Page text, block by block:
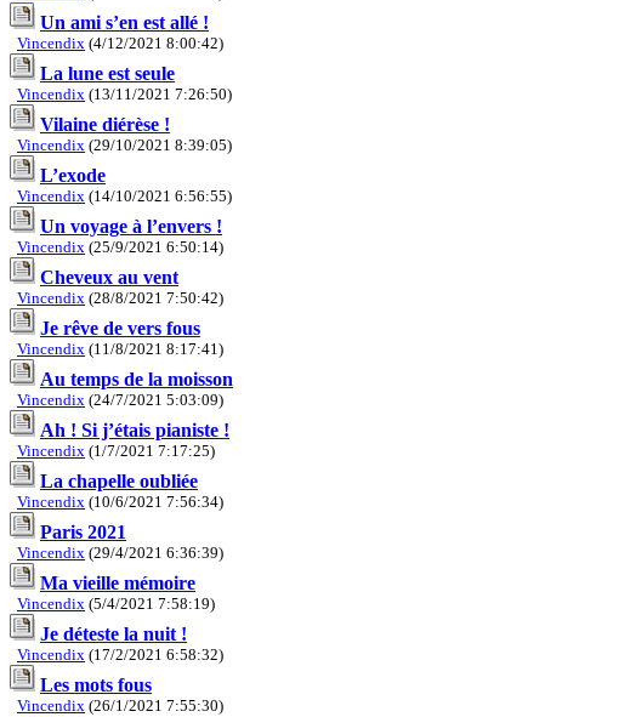
Un ami s’en est allé !
Vincendix (4/12/2021 8:00:42)
La lune est seule
Vincendix (13/11/2021 7:26:50)
Vilaine diérèse !
Vincendix (29/10/2021 8:39:05)
L’exode
Vincendix (14/10/2021 6:56:55)
Un voyage à l’envers !
Vincendix (25/9/2021 6:50:14)
Cheveux au vent
Vincendix (28/8/2021 7:50:42)
Je rêve de vers fous
Vincendix (11/8/2021 8:17:41)
Au temps de la moisson
Vincendix (24/7/2021 5:03:09)
Ah ! Si j’étais pianiste !
Vincendix (1/7/2021 7:17:25)
La chapelle oubliée
Vincendix (10/6/2021 7:56:34)
Paris 2021
Vincendix (29/4/2021 6:36:39)
Ma vieille mémoire
Vincendix (5/4/2021 7:58:19)
Je déteste la nuit !
Vincendix (17/2/2021 6:58:32)
Les mots fous
Vincendix (26/1/2021 7:55:30)